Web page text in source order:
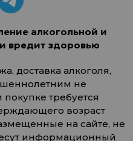
алкогольной и
вредит здоровью
доставка алкоголя,
не
требуется
возраст
на сайте, не
информационный